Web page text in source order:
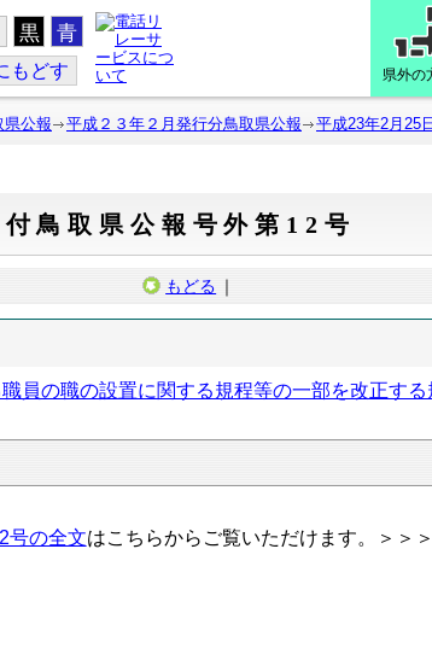
黒 青
もどす 県外の
県公報 平成２３年２月発行分鳥取県公報 平成23年2月25
鳥取県公報号外第12号
もどる ｜
員の職の設置に関する規程等の一部を改正する
号の全文はこちらからご覧いただけます。＞＞＞